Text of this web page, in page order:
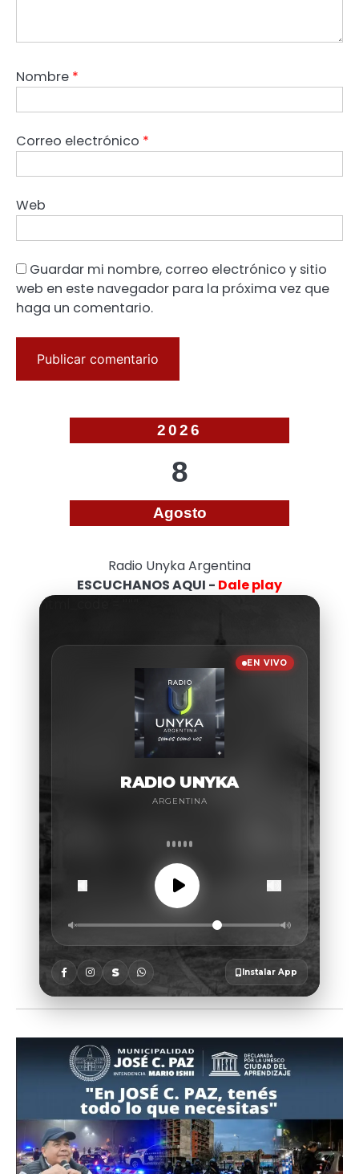
Nombre *
Correo electrónico *
Web
Guardar mi nombre, correo electrónico y sitio
web en este navegador para la próxima vez que
haga un comentario.
2026
8
Agosto
Radio Unyka Argentina
ESCUCHANOS AQUI - Dale play